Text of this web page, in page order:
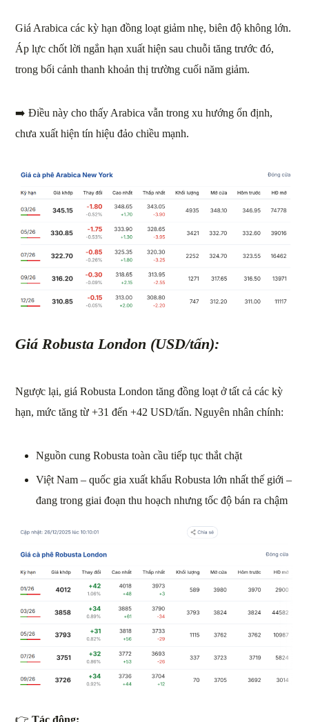
Giá Arabica các kỳ hạn đồng loạt giảm nhẹ, biên độ không lớn.
Áp lực chốt lời ngắn hạn xuất hiện sau chuỗi tăng trước đó,
trong bối cảnh thanh khoản thị trường cuối năm giảm.
➡️ Điều này cho thấy Arabica vẫn trong xu hướng ổn định,
chưa xuất hiện tín hiệu đảo chiều mạnh.
Giá Robusta London (USD/tấn):
Ngược lại, giá Robusta London tăng đồng loạt ở tất cả các kỳ
hạn, mức tăng từ +31 đến +42 USD/tấn. Nguyên nhân chính:
Nguồn cung Robusta toàn cầu tiếp tục thắt chặt
Việt Nam – quốc gia xuất khẩu Robusta lớn nhất thế giới –
đang trong giai đoạn thu hoạch nhưng tốc độ bán ra chậm